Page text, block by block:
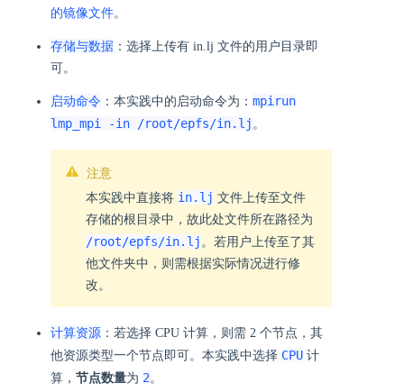
的镜像文件。
存储与数据 ：选择上传有 in.lj 文件的用户目录即
可。
启动命令 ：本实践中的启动命令为： mpirun
lmp_mpi -in /root/epfs/in.lj 。
注意
本实践中直接将 in.lj 文件上传至文件
存储的根目录中，故此处文件所在路径为
/root/epfs/in.lj 。若用户上传至了其
他文件夹中，则需根据实际情况进行修
改。
计算资源 ：若选择 CPU 计算，则需 2 个节点，其
他资源类型一个节点即可。本实践中选择 CPU 计
算， 节点数量为 2 。